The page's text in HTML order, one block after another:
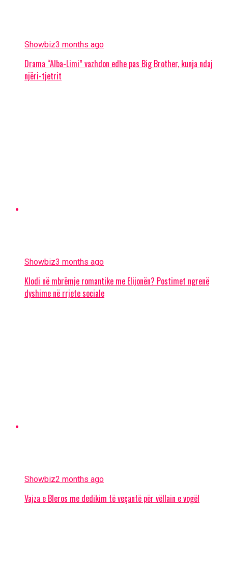
Showbiz3 months ago
Drama “Alba-Limi” vazhdon edhe pas Big Brother, kunja ndaj
njëri-tjetrit
Showbiz3 months ago
Klodi në mbrëmje romantike me Elijonën? Postimet ngrenë
dyshime në rrjete sociale
Showbiz2 months ago
Vajza e Bleros me dedikim të veçantë për vëllain e vogël